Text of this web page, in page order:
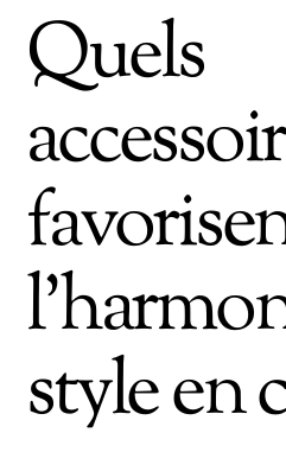
Quels
style en